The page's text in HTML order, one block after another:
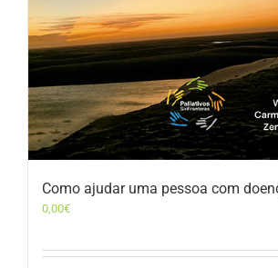
Como ajudar uma pessoa com
0,00€